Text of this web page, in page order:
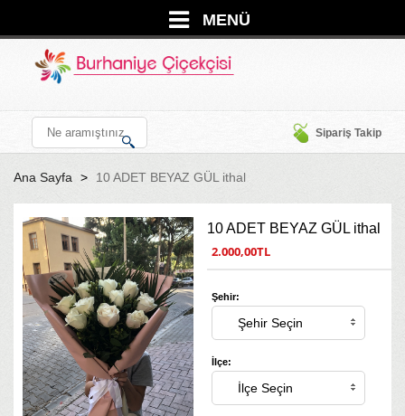
MENÜ
Sipariş Takip
Ana Sayfa 10 ADET BEYAZ GÜL ithal
10 ADET BEYAZ GÜL ithal
2.000,00TL
Şehir:
İlçe: